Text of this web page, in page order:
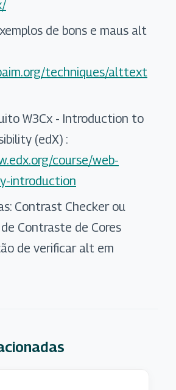
de bons e maus alt
techniques/alttext
W3Cx - Introduction to
(edX) :
course/web-
introduction
Contrast Checker ou
Contraste de Cores
de verificar alt em